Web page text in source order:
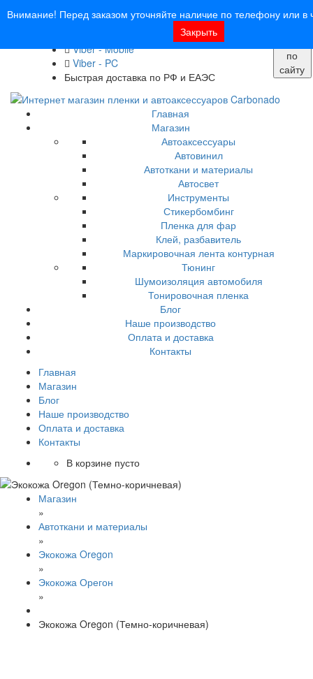
Внимание! Перед заказом уточняйте наличие по телефону или в
Закрыть
info@carbonado24.com
Viber - Mobile
Viber - PC
Быстрая доставка по РФ и ЕАЭС
по
сайту
Главная
Магазин
Автоаксессуары
Автовинил
Автоткани и материалы
Автосвет
Инструменты
Стикербомбинг
Пленка для фар
Клей, разбавитель
Маркировочная лента контурная
Тюнинг
Шумоизоляция автомобиля
Тонировочная пленка
Блог
Наше производство
Оплата и доставка
Контакты
Главная
Магазин
Блог
Наше производство
Оплата и доставка
Контакты
В корзине пусто
Магазин
»
Автоткани и материалы
»
Экокожа Oregon
»
Экокожа Орегон
»
Экокожа Oregon (Темно-коричневая)